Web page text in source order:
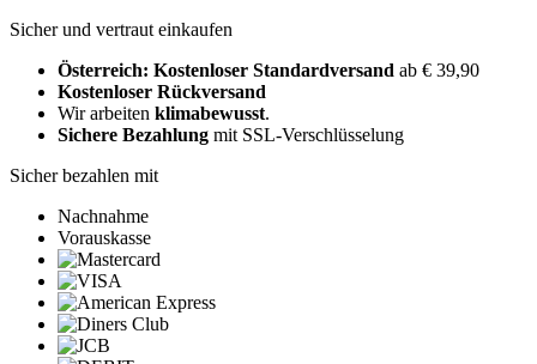
Sicher und vertraut einkaufen
Österreich: Kostenloser Standardversand ab € 39,90
Kostenloser Rückversand
Wir arbeiten klimabewusst.
Sichere Bezahlung mit SSL-Verschlüsselung
Sicher bezahlen mit
Nachnahme
Vorauskasse